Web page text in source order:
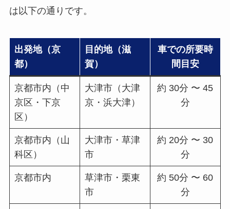
は以下の通りです。
出発地（京
都）
目的地（滋
賀）
車での所要時
間目安
京都市内（中
京区・下京
区）
大津市（大津
京・浜大津）
約 30分 〜 45
分
京都市内（山
科区）
大津市・草津
市
約 20分 〜 30
分
京都市内
草津市・栗東
市
約 50分 〜 60
分